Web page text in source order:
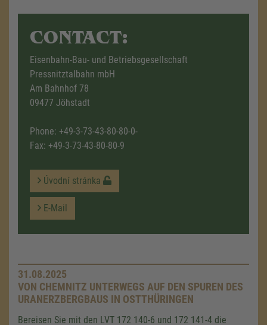
CONTACT:
Eisenbahn-Bau- und Betriebsgesellschaft
Pressnitztalbahn mbH
Am Bahnhof 78
09477 Jöhstadt
Phone: +49-3-73-43-80-80-0-
Fax: +49-3-73-43-80-80-9
Úvodní stránka
E-Mail
31.08.2025
VON CHEMNITZ UNTERWEGS AUF DEN SPUREN DES
URANERZBERGBAUS IN OSTTHÜRINGEN
Bereisen Sie mit den LVT 172 140-6 und 172 141-4 die